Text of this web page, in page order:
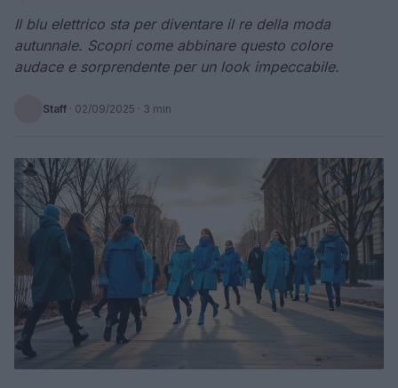
Il blu elettrico sta per diventare il re della moda
autunnale. Scopri come abbinare questo colore
audace e sorprendente per un look impeccabile.
Staff · 02/09/2025 · 3 min